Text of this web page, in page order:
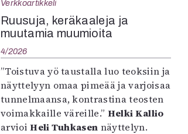
Verkkoartikkeli
Ruusuja, keräkaaleja ja
muutamia muumioita
4/2026
”Toistuva yö taustalla luo teoksiin ja
näyttelyyn omaa pimeää ja varjoisaa
tunnelmaansa, kontrastina teosten
voimakkaille väreille.” Helki Kallio
arvioiHeli Tuhkasen näyttelyn.